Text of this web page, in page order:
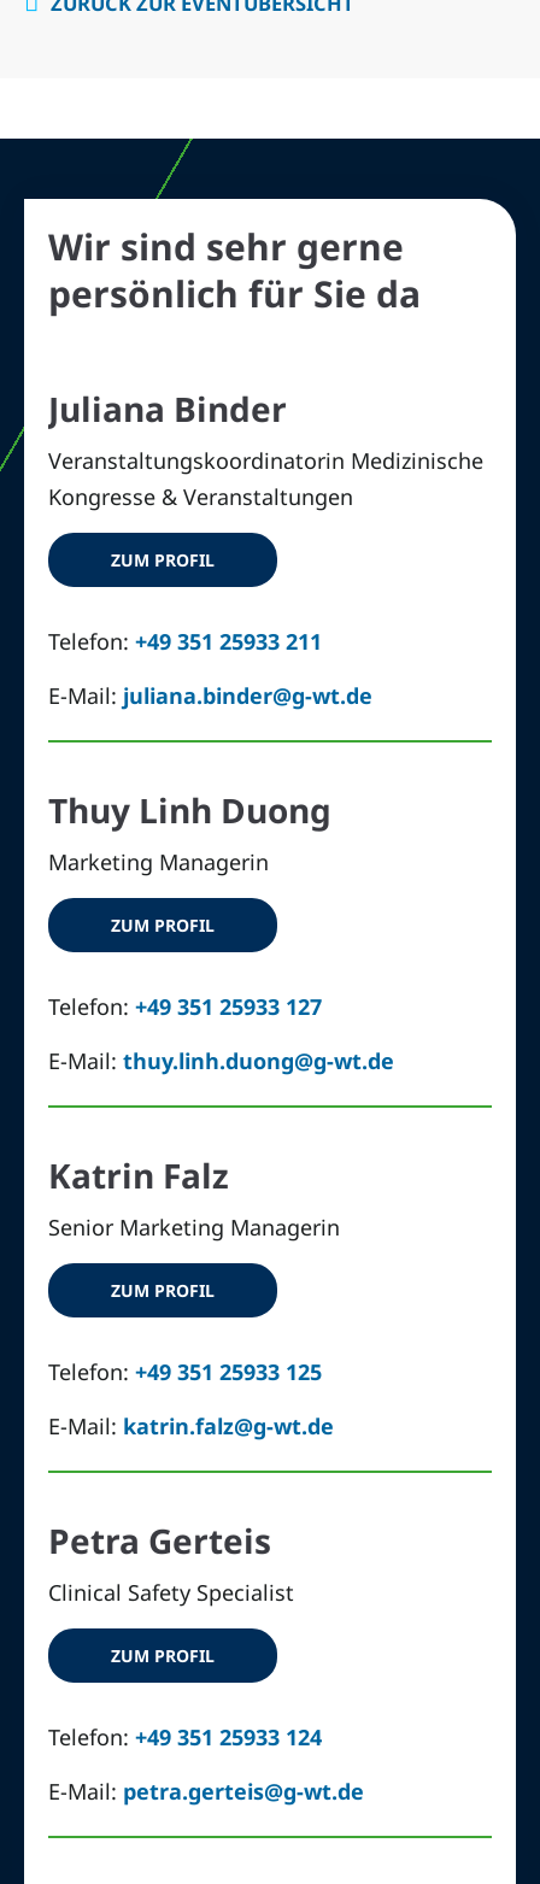
Wir sind sehr gerne
persönlich für Sie da
Juliana Binder
Veranstaltungskoordinatorin Medizinische
Kongresse & Veranstaltungen
ZUM PROFIL
Telefon:+49 351 25933 211
E-Mail: juliana.binder@g-wt.de
Thuy Linh Duong
Marketing Managerin
ZUM PROFIL
Telefon:+49 351 25933 127
E-Mail:thuy.linh.duong@g-wt.de
Katrin Falz
Senior Marketing Managerin
ZUM PROFIL
Telefon:+49 351 25933 125
E-Mail: katrin.falz@g-wt.de
Petra Gerteis
Clinical Safety Specialist
ZUM PROFIL
Telefon:+49 351 25933 124
E-Mail: petra.gerteis@g-wt.de